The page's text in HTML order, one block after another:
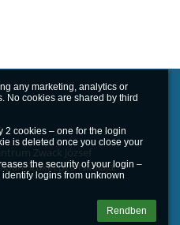
any marketing, analytics or
No cookies are shared by third
2 cookies – one for the login
is deleted once you close your
the security of your login –
identify logins from unknown
Rendben
Zwack József
Szakképző Iskolája,